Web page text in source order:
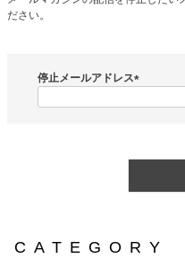
ださい。
停止メールアドレス
CATEGORY